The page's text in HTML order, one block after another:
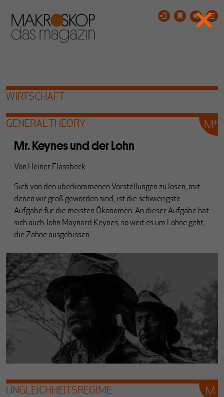
WIRTSCHAFT
GENERAL THEORY
Mr. Keynes und der Lohn
Von Heiner Flassbeck
Sich von den überkommenen Vorstellungen zu lösen, mit
denen wir groß geworden sind, ist die schwierigste
Aufgabe für die meisten Ökonomen. An dieser Aufgabe hat
sich auch John Maynard Keynes, so weit es um Löhne geht,
die Zähne ausgebissen.
UNGLEICHHEITSREGIME